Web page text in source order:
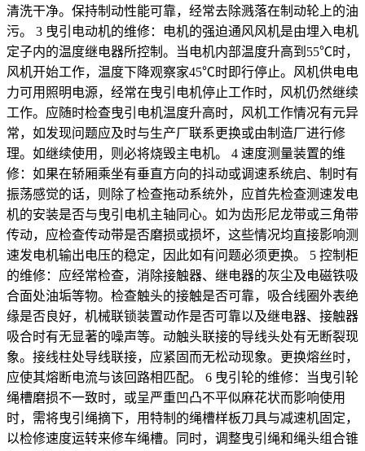
清洗干净。保持制动性能可靠，经常去除溅落在制动轮上的油
污。 3 曳引电动机的维修：电机的强迫通风风机是由埋入电机
定子内的温度继电器所控制。当电机内部温度升高到55℃时，
风机开始工作，温度下降观察家45℃时即行停止。风机供电电
力可用照明电源，经常在曳引电机停止工作时，风机仍然继续
工作。应随时检查曳引电机温度升高时，风机工作情况有元异
常，如发现问题应及时与生产厂联系更换或由制造厂进行修
理。如继续使用，则必将烧毁主电机。 4 速度测量装置的维
修：如果在轿厢乘坐有垂直方向的抖动或调速系统启、制时有
振荡感觉的话，则除了检查拖动系统外，应首先检查测速发电
机的安装是否与曳引电机主轴同心。如为齿形尼龙带或三角带
传动，应检查传动带是否磨损或损坏，这些情况均直接影响测
速发电机输出电压的稳定，因此如有问题必须更换。 5 控制柜
的维修：应经常检查，消除接触器、继电器的灰尘及电磁铁吸
合面处油垢等物。检查触头的接触是否可靠，吸合线圈外表绝
缘是否良好，机械联锁装置动作是否可靠以及继电器、接触器
吸合时有无显著的噪声等。动触头联接的导线头处有无断裂现
象。接线柱处导线联接，应紧固而无松动现象。更换熔丝时，
应使其熔断电流与该回路相匹配。 6 曳引轮的维修：当曳引轮
绳槽磨损不一致时，或呈严重凹凸不平似麻花状而影响使用
时，需将曳引绳摘下，用特制的绳槽样板刀具与减速机固定，
以检修速度运转来修车绳槽。同时，调整曳引绳和绳头组合锥